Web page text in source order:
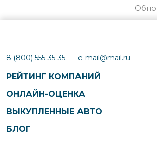
РЕЙТИНГ КОМПАНИЙ
ОНЛАЙН-ОЦЕНКА
ВЫКУПЛЕННЫЕ АВТО
БЛОГ
8 (800) 555-35-35 e-mail@mail.ru